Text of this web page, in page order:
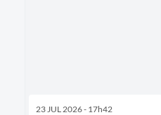
23 JUL 2026 - 17h42